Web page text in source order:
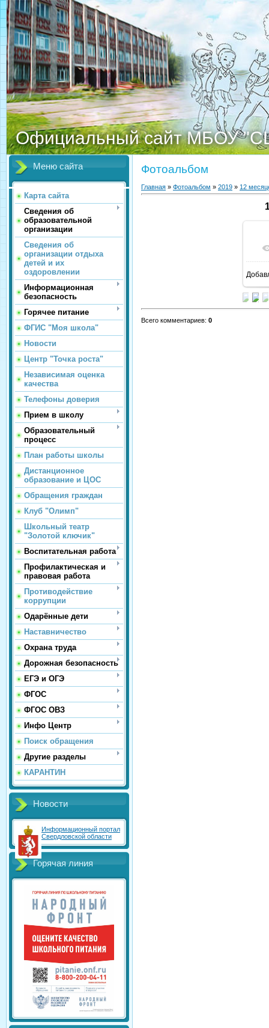
Официальный сайт МБОУ
Меню сайта
Карта сайта
Сведения об
образовательной
организации
Сведения об
организации отдыха
детей и их
оздоровлении
Информационная
безопасность
Горячее питание
ФГИС "Моя школа"
Новости
Центр "Точка роста"
Независимая оценка
качества
Телефоны доверия
Прием в школу
Образовательный
процесс
План работы школы
Дистанционное
образование и ЦОС
Обращения граждан
Клуб "Олимп"
Школьный театр
"Золотой ключик"
Воспитательная работа
Профилактическая и
правовая работа
Противодействие
коррупции
Одарённые дети
Наставничество
Охрана труда
Дорожная безопасность
ЕГЭ и ОГЭ
ФГОС
ФГОС ОВЗ
Инфо Центр
Поиск обращения
Другие разделы
КАРАНТИН
Новости
Информационный портал
Свердловской области
Горячая линия
Фотоальбом
Главная » Фотоальбом » 2019 » 12
Всего комментариев: 0